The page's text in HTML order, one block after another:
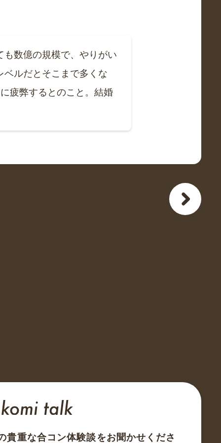
数億の規模で、やりがい
ルだとそこまで多くな
疲弊するとのこと。結婚
貴重な合コン体験談をお聞かせくださ